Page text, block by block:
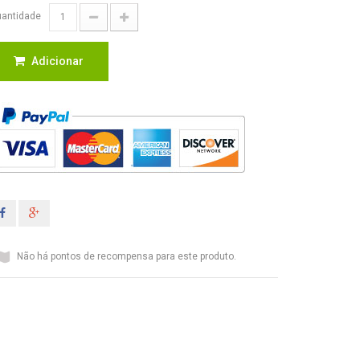
Adicionar
Não há pontos de recompensa para este produto.